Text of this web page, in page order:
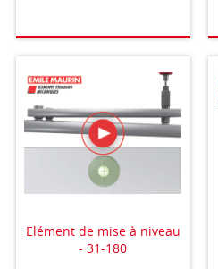
Elément de mise à niveau
- 31-180